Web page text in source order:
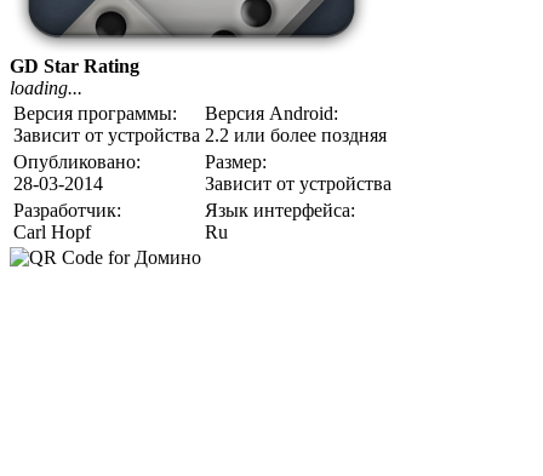
GD Star Rating
loading...
Версия программы:
Зависит от устройства
Версия Android:
2.2 или более поздняя
Опубликовано:
28-03-2014
Размер:
Зависит от устройства
Разработчик:
Carl Hopf
Язык интерфейса:
Ru